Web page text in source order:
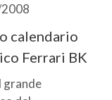
calendario
Ferrari BK
grande